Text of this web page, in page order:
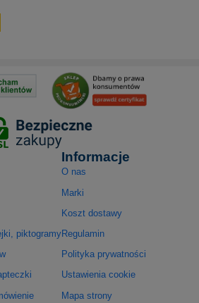
piktogramy
Informacje
O nas
Marki
Koszt dostawy
Regulamin
Polityka prywatności
Ustawienia cookie
Mapa strony